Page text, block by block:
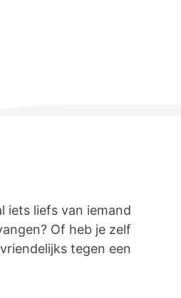
iets liefs van iemand
Of heb je zelf
tegen een